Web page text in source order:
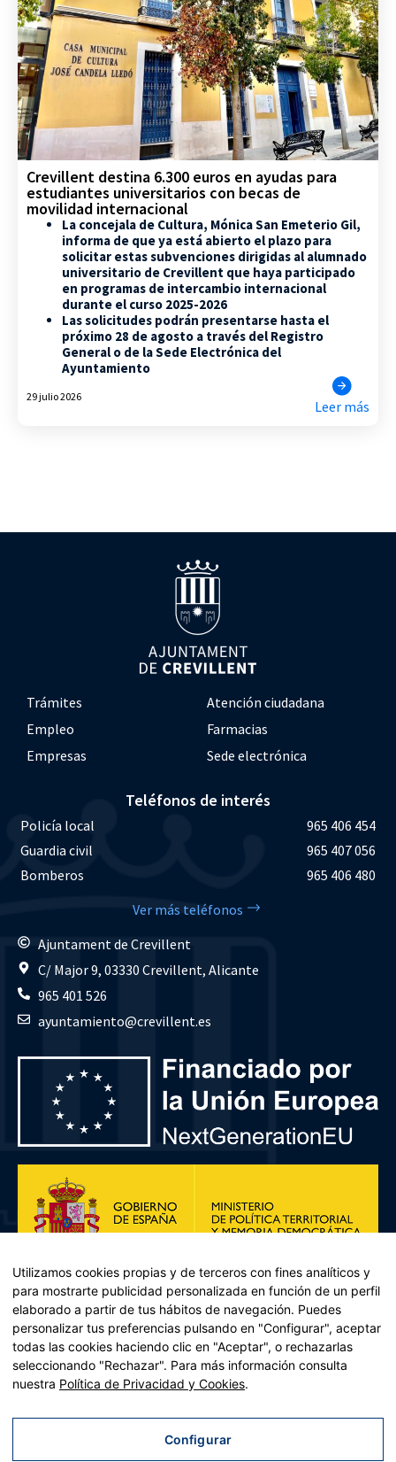
Crevillent destina 6.300 euros en ayudas para
estudiantes universitarios con becas de
movilidad internacional
La concejala de Cultura, Mónica San Emeterio Gil,
informa de que ya está abierto el plazo para
solicitar estas subvenciones dirigidas al alumnado
universitario de Crevillent que haya participado
en programas de intercambio internacional
durante el curso 2025-2026
Las solicitudes podrán presentarse hasta el
próximo 28 de agosto a través del Registro
General o de la Sede Electrónica del
Ayuntamiento
29 julio 2026
Leer más
Trámites
Atención ciudadana
Empleo
Farmacias
Empresas
Sede electrónica
Teléfonos de interés
Policía local
965 406 454
Guardia civil
965 407 056
Bomberos
965 406 480
Ver más teléfonos
Ajuntament de Crevillent
C/ Major 9, 03330 Crevillent, Alicante
965 401 526
ayuntamiento@crevillent.es
Plan de Recuperación, Transformación y Resiliencia – Financiado por
Recuperación y resiliencia, establecido por el Reglamento (UE)
2021/241 del Parlamento Europeo y del Consejo, de 12 de febrero
Utilizamos cookies propias y de terceros con fines analíticos y
para mostrarte publicidad personalizada en función de un perfil
elaborado a partir de tus hábitos de navegación. Puedes
personalizar tus preferencias pulsando en "Configurar", aceptar
todas las cookies haciendo clic en "Aceptar", o rechazarlas
seleccionando "Rechazar". Para más información consulta
nuestra Política de Privacidad y Cookies.
Configurar